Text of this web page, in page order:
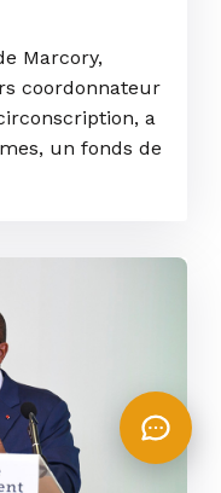
Marcory,
coordonnateur
a
un fonds de